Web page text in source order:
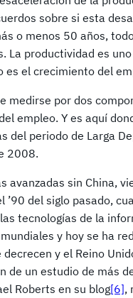
sobre si esta
o menos 50 años,
La productividad es
es el crecimiento del
medirse por dos
empleo. Y es aquí
del periodo de Larga
2008.
avanzadas sin China,
del siglo pasado,
tecnologías de la
y hoy se ha
y el Reino
de un estudio de más
Roberts en su blog[6],